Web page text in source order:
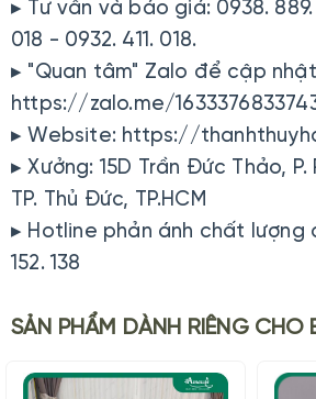
▸ Tư vấn và báo giá: 0938. 889.
018 - 0932. 411. 018.
▸ "Quan tâm" Zalo để cập
https://zalo.me/
▸ Website: https://
▸ Xưởng: 15D Trần Đức Thảo,
TP. Thủ Đức, TP.HCM
▸ Hotline phản ánh chất lượng
152. 138
SẢN PHẨM DÀNH RIÊNG CHO